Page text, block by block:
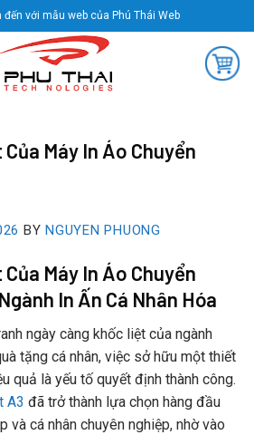
đến với mẫu web của Phú Thái Web
Máy In Áo Chuyển
BY NGUYEN PHUONG
Máy In Áo Chuyển
In Ấn Cá Nhân Hóa
ngày càng khốc liệt của ngành
tặng cá nhân, việc sở hữu một thiết
quả là yếu tố quyết định thành công.
A3 đã trở thành lựa chọn hàng đầu
và cá nhân chuyên nghiệp, nhờ vào